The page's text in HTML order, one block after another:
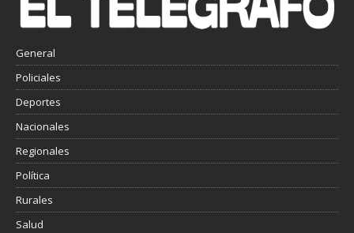
General
Policiales
Deportes
Nacionales
Regionales
Política
Rurales
Salud